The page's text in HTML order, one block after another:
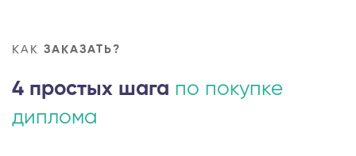
КАК ЗАКАЗАТЬ?
4 простых шага по покупке
диплома